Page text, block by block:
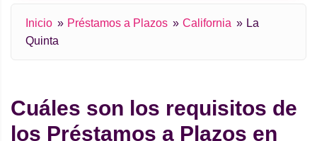
Inicio Préstamos a Plazos California
La
Quinta
Cuáles son los requisitos de
los Préstamos a Plazos en